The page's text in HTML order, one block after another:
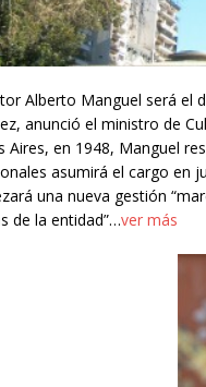
Alberto Manguel será el
anunció el ministro de
Aires, en 1948, Manguel
asumirá el cargo en
una nueva gestión
de la entidad”…ver más